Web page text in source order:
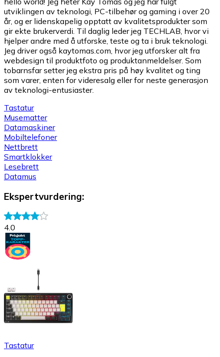
utviklingen av teknologi, PC-tilbehør og gaming i over 20
år, og er lidenskapelig opptatt av kvalitetsprodukter som
gir ekte brukerverdi. Til daglig leder jeg TECHLAB, hvor vi
hjelper andre med å utforske, teste og ta i bruk teknologi.
Jeg driver også kaytomas.com, hvor jeg utforsker alt fra
webdesign til produktfoto og produktanmeldelser. Som
tobarnsfar setter jeg ekstra pris på høy kvalitet og ting
som varer, enten for videresalg eller for neste generasjon
av teknologi-entusiaster.
Tastatur
Musematter
Datamaskiner
Mobiltelefoner
Nettbrett
Smartklokker
Lesebrett
Datamus
Ekspertvurdering:
4.0
Tastatur